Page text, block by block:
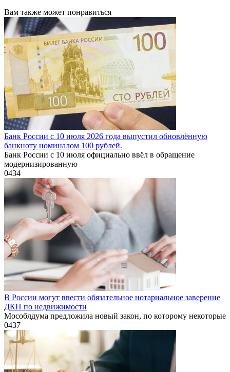
Вам также может понравиться
Банк России с 10 июля 2026 года выпустил обновлённую
банкноту номиналом 100 рублей.
Банк России с 10 июля официально ввёл в обращение
модернизированную
0434
В России могут ввести обязательное нотариальное заверение
ДКП по недвижимости
Мособлдума предложила новый закон, по которому некоторые
0437